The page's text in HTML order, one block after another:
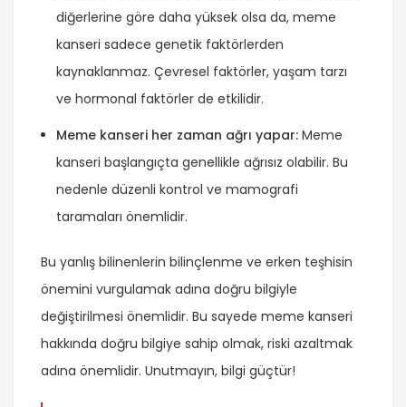
diğerlerine göre daha yüksek olsa da, meme
kanseri sadece genetik faktörlerden
kaynaklanmaz. Çevresel faktörler, yaşam tarzı
ve hormonal faktörler de etkilidir.
Meme kanseri her zaman ağrı yapar: Meme
kanseri başlangıçta genellikle ağrısız olabilir. Bu
nedenle düzenli kontrol ve mamografi
taramaları önemlidir.
Bu yanlış bilinenlerin bilinçlenme ve erken teşhisin
önemini vurgulamak adına doğru bilgiyle
değiştirilmesi önemlidir. Bu sayede meme kanseri
hakkında doğru bilgiye sahip olmak, riski azaltmak
adına önemlidir. Unutmayın, bilgi güçtür!